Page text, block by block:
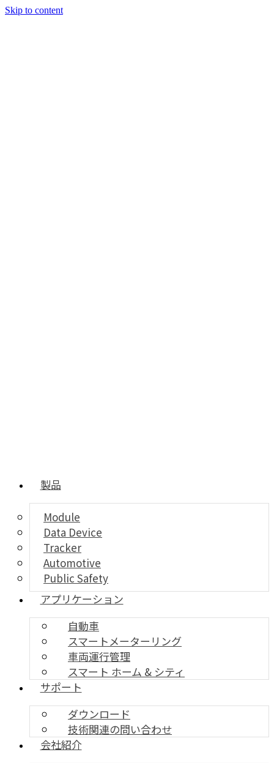
Skip to content
製品
Module
Data Device
Tracker
Automotive
Public Safety
アプリケーション
自動車
スマートメーターリング
車両運行管理
スマート ホーム & シティ
サポート
ダウンロード
技術関連の問い合わせ
会社紹介